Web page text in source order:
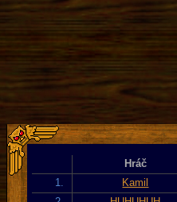
Hráč
1.
Kamil